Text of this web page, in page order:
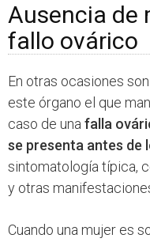
Ausencia de
fallo ovárico
En otras ocasiones
este órgano el que
caso de una falla
se presenta antes de
sintomatología típica,
y otras
Cuando una mujer es